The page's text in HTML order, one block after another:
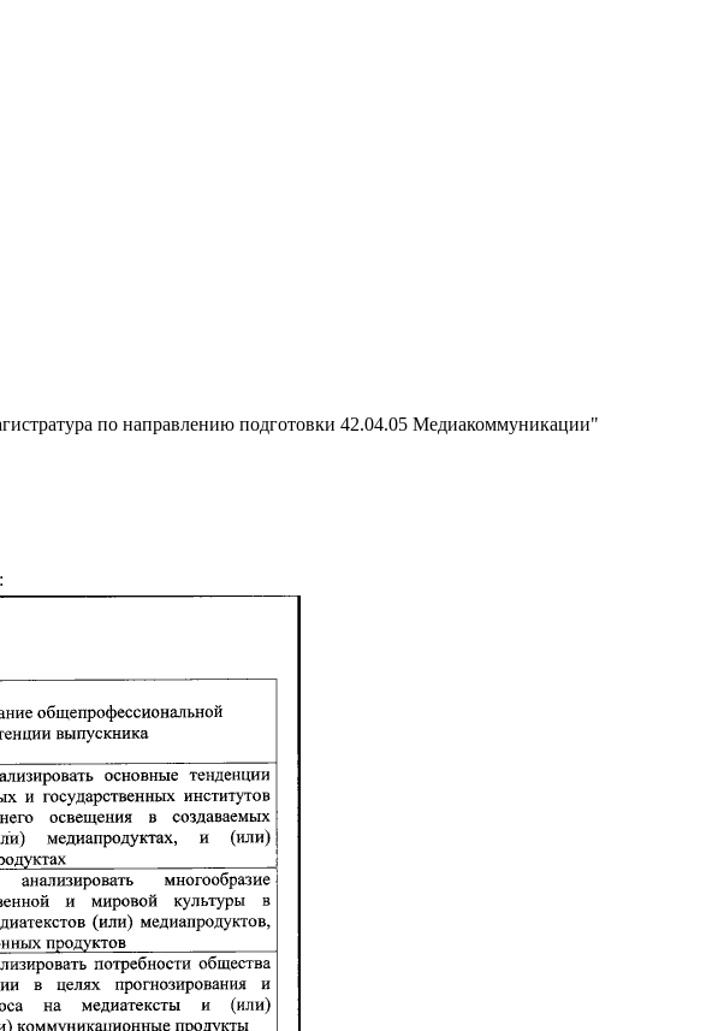
по направлению подготовки 42.04.05 Медиакоммуникации"